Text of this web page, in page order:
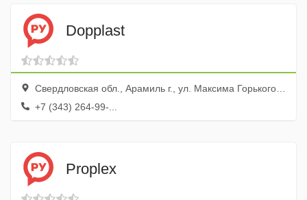
Dopplast
Свердловская обл., Арамиль г., ул. Максима Горького, 14
+7 (343) 264-99-...
Proplex